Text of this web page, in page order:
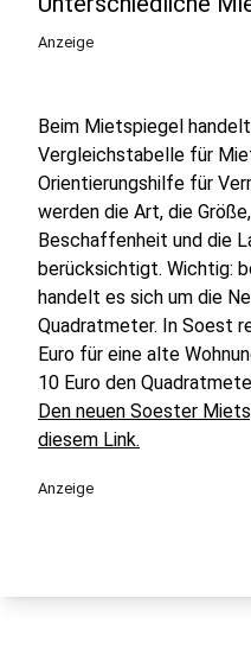
Anzeige
Beim Mietspiegel
Vergleichstabelle für
Orientierungshilfe für
werden die Art, die
Beschaffenheit und die
berücksichtigt. Wichtig:
handelt es sich um die
Quadratmeter. In Soest
Euro für eine alte
10 Euro den
Den neuen Soester
diesem Link.
Anzeige